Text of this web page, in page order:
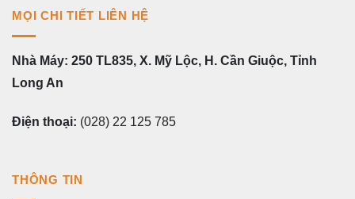
MỌI CHI TIẾT LIÊN HỆ
Nhà Máy: 250 TL835, X. Mỹ Lộc, H. Cần Giuộc, Tỉnh
Long An
Điện thoại: (028) 22 125 785
THÔNG TIN